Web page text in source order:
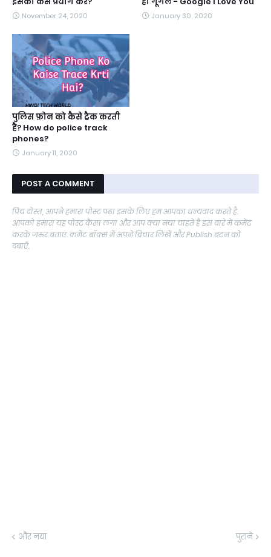
November 24, 2020 January 30, 2020
पुलिस फ़ोन को कैसे ट्रैक करती
है? How do police track
phones?
January 11, 2020
POST A COMMENT
प्रिय दोस्त, आपने हमारा पोस्ट पढ़ा इसके लिए हम आपका धन्यवाद करते है.
आपको हमारा यह पोस्ट कैसा लगा और आप क्या नया चाहते है इस बारे में कमेंट
करके जरुर बताएं. कमेंट बॉक्स में अपने विचार लिखें और Publish बटन को
दबाएँ.
और नया पुराने